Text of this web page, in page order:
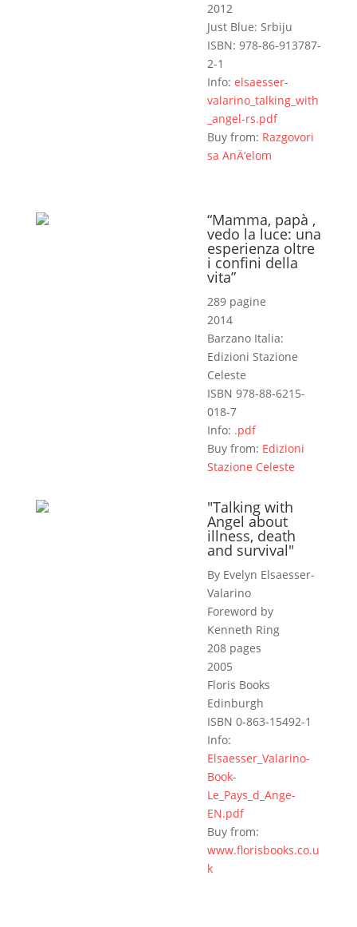
2012
Just Blue: Srbiju
ISBN: 978-86-913787-
2-1
Info: elsaesser-
valarino_talking_with
_angel-rs.pdf
Buy from: Razgovori
sa AnÄ‘elom
“Mamma, papà ,
vedo la luce: una
esperienza oltre
i confini della
vita”
289 pagine
2014
Barzano Italia:
Edizioni Stazione
Celeste
ISBN 978-88-6215-
018-7
Info: .pdf
Buy from: Edizioni
Stazione Celeste
"Talking with
Angel about
illness, death
and survival"
By Evelyn Elsaesser-
Valarino
Foreword by
Kenneth Ring
208 pages
2005
Floris Books
Edinburgh
ISBN 0-863-15492-1
Info:
Elsaesser_Valarino-
Book-
Le_Pays_d_Ange-
EN.pdf
Buy from:
www.florisbooks.co.u
k